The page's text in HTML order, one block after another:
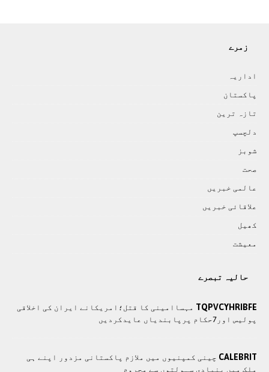
زمرے
اداريہ
پاکستان
تازہ ترين
دلچسپ
شوبز
صحت
عالمی خبريں
علاقائی خبريں
کھيل
معيشت
حالیہ تبصرے
TQPVCYHRIBFE مہساامینی کا قتل؛امریکانے ایران کی اخلاقی
پولیس اور7حکام پرپابندیاں عایدکردیں
CALEBRIT چينی کمپنيوں ميں ملازم پاکستانی مزدور اپنے ہی
ملک ميں بنيادی سہولتوں سے محروم